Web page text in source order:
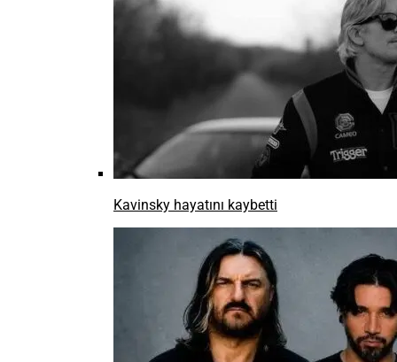
Kavinsky hayatını kaybetti